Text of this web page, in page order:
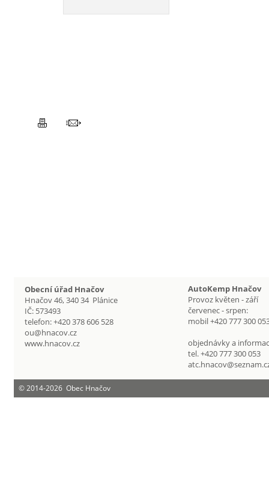
Obecní úřad Hnačov
Hnačov 46, 340 34 Plánice
IČ: 573493
telefon: +420 378 606 528
ou@hnacov.cz
www.hnacov.cz
AutoKemp Hnačov
Provoz květen - září
červenec - srpen:
mobil +420 777 300
objednávky a
tel. +420 777 300 053
© 2014-2026 Obec Hnačov